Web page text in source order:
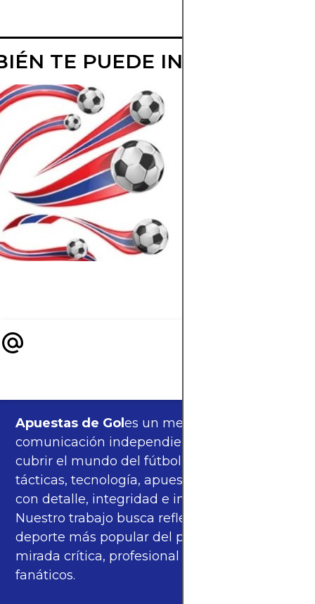
TE PUEDE INTERESAR
Apuestas de Goles un medio de
comunicación independiente, orgulloso de
cubrir el mundo del fútbol —partidos,
tácticas, tecnología, apuestas y cultura—
con detalle, integridad e imparcialidad.
Nuestro trabajo busca reflejar la pasión del
deporte más popular del planeta con una
mirada crítica, profesional y cercana a los
fanáticos.